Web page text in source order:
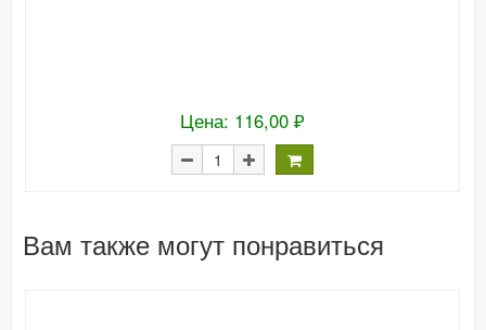
Цена: 116,00 ₽
Вам также могут понравиться